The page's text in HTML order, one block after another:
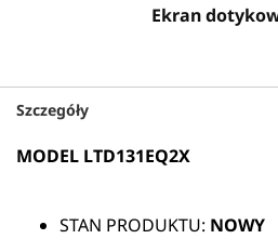
Szczegóły
MODEL LTD131EQ2X
STAN PRODUKTU: NOWY